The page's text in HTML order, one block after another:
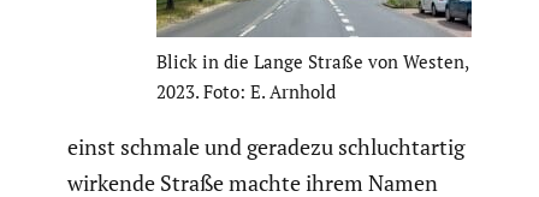
Blick in die Lange Straße von Westen,
2023. Foto: E. Arnhold
einst schmale und geradezu schlucht­artig
wirkende Straße machte ihrem Namen